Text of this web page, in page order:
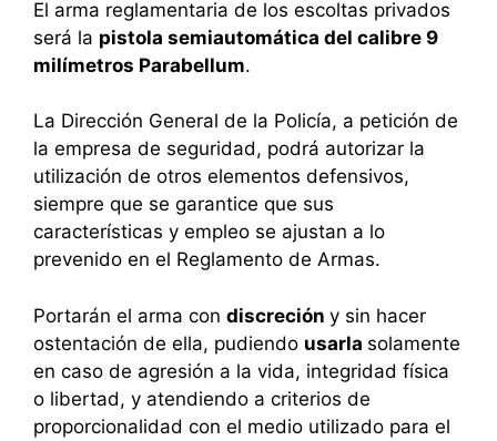
El arma reglamentaria de los escoltas privados
será la pistola semiautomática del calibre 9
milímetros Parabellum.
La Dirección General de la Policía, a petición de
la empresa de seguridad, podrá autorizar la
utilización de otros elementos defensivos,
siempre que se garantice que sus
características y empleo se ajustan a lo
prevenido en el Reglamento de Armas.
Portarán el arma con discreción y sin hacer
ostentación de ella, pudiendo usarla solamente
en caso de agresión a la vida, integridad física
o libertad, y atendiendo a criterios de
proporcionalidad con el medio utilizado para el